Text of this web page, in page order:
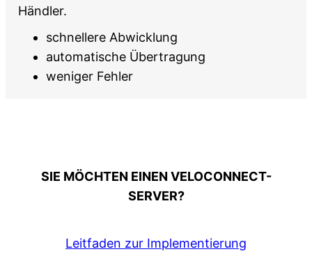
Händler.
schnellere Abwicklung
automatische Übertragung
weniger Fehler
SIE MÖCHTEN EINEN VELOCONNECT-
SERVER?
Leitfaden zur Implementierung